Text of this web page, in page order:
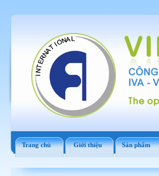
Trang chủ Giới thiệu Sản phẩm